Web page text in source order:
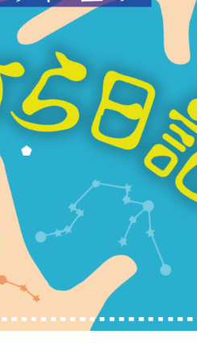
らせです。